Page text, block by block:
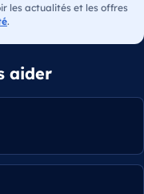
les actualités et les offres
.
aider